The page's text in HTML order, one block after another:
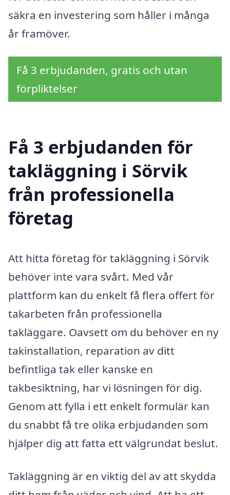
säkra en investering som håller i många
år framöver.
Få 3 erbjudanden, gratis och utan
förpliktelser
Få 3 erbjudanden för
takläggning i Sörvik
från professionella
företag
Att hitta företag för takläggning i Sörvik
behöver inte vara svårt. Med vår
plattform kan du enkelt få flera offert för
takarbeten från professionella
takläggare. Oavsett om du behöver en ny
takinstallation, reparation av ditt
befintliga tak eller kanske en
takbesiktning, har vi lösningen för dig.
Genom att fylla i ett enkelt formulär kan
du snabbt få tre olika erbjudanden som
hjälper dig att fatta ett välgrundat beslut.
Takläggning är en viktig del av att skydda